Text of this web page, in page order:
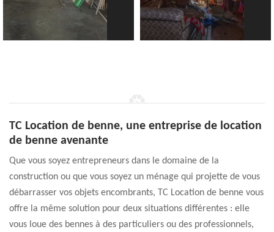
TC Location de benne, une entreprise de location
de benne avenante
Que vous soyez entrepreneurs dans le domaine de la
construction ou que vous soyez un ménage qui projette de vous
débarrasser vos objets encombrants, TC Location de benne vous
offre la même solution pour deux situations différentes : elle
vous loue des bennes à des particuliers ou des professionnels,